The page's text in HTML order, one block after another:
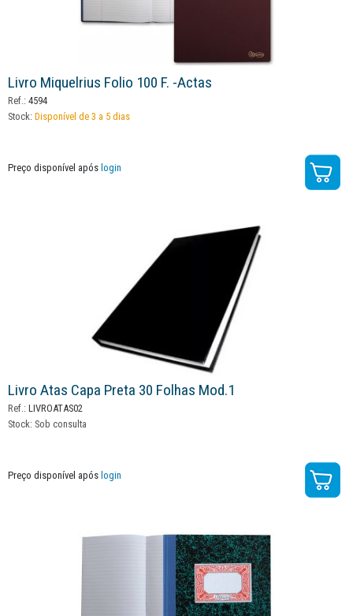
Livro Miquelrius Folio 100 F. -actas
Ref.: 4594
Stock: Disponível de 3 a 5 dias
Preço disponível após login
Livro Atas Capa Preta 30 Folhas Mod.1
Ref.: LIVROATAS02
Stock: Sob consulta
Preço disponível após login